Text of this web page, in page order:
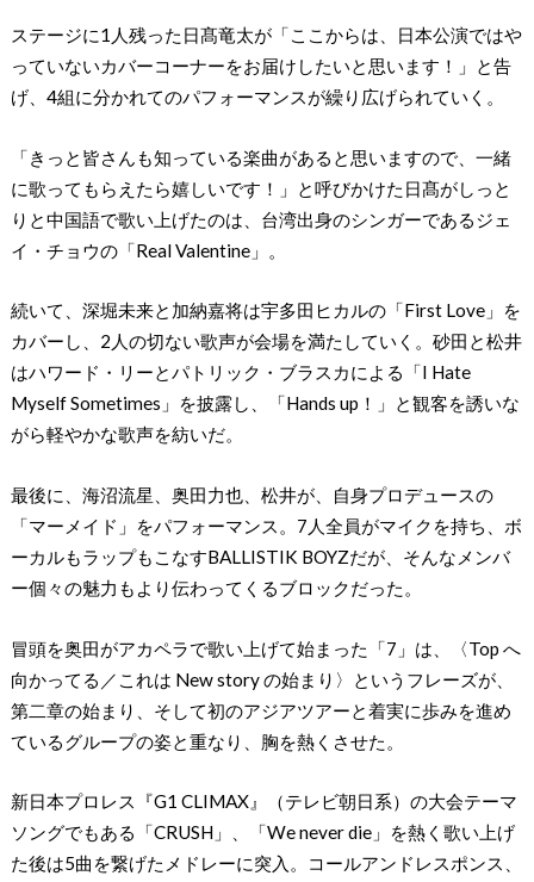
ステージに1人残った日髙竜太が「ここからは、日本公演ではや
っていないカバーコーナーをお届けしたいと思います！」と告
げ、4組に分かれてのパフォーマンスが繰り広げられていく。
「きっと皆さんも知っている楽曲があると思いますので、一緒
に歌ってもらえたら嬉しいです！」と呼びかけた日髙がしっと
りと中国語で歌い上げたのは、台湾出身のシンガーであるジェ
イ・チョウの「Real Valentine」。
続いて、深堀未来と加納嘉将は宇多田ヒカルの「First Love」を
カバーし、2人の切ない歌声が会場を満たしていく。砂田と松井
はハワード・リーとパトリック・ブラスカによる「I Hate
Myself Sometimes」を披露し、「Hands up！」と観客を誘いな
がら軽やかな歌声を紡いだ。
最後に、海沼流星、奥田力也、松井が、自身プロデュースの
「マーメイド」をパフォーマンス。7人全員がマイクを持ち、ボ
ーカルもラップもこなすBALLISTIK BOYZだが、そんなメンバ
ー個々の魅力もより伝わってくるブロックだった。
冒頭を奥田がアカペラで歌い上げて始まった「7」は、〈Top へ
向かってる／これは New story の始まり〉というフレーズが、
第二章の始まり、そして初のアジアツアーと着実に歩みを進め
ているグループの姿と重なり、胸を熱くさせた。
新日本プロレス『G1 CLIMAX』（テレビ朝日系）の大会テーマ
ソングでもある「CRUSH」、「We never die」を熱く歌い上げ
た後は5曲を繋げたメドレーに突入。コールアンドレスポンス、